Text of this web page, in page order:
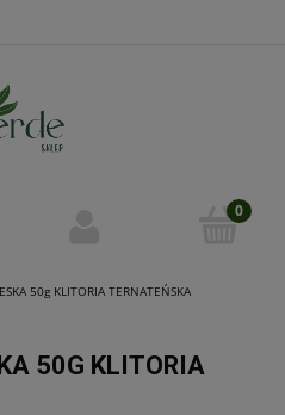
50g KLITORIA TERNATEŃSKA
50G KLITORIA